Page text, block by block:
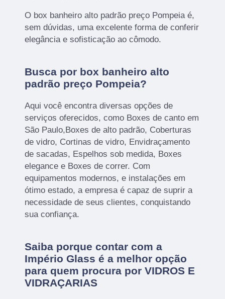
O box banheiro alto padrão preço Pompeia é,
sem dúvidas, uma excelente forma de conferir
elegância e sofisticação ao cômodo.
Busca por box banheiro alto
padrão preço Pompeia?
Aqui você encontra diversas opções de
serviços oferecidos, como Boxes de canto em
São Paulo,Boxes de alto padrão, Coberturas
de vidro, Cortinas de vidro, Envidraçamento
de sacadas, Espelhos sob medida, Boxes
elegance e Boxes de correr. Com
equipamentos modernos, e instalações em
ótimo estado, a empresa é capaz de suprir a
necessidade de seus clientes, conquistando
sua confiança.
Saiba porque contar com a
Império Glass é a melhor opção
para quem procura por VIDROS E
VIDRAÇARIAS